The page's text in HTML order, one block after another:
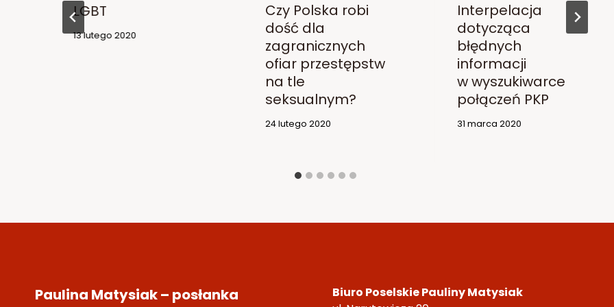
LGBT
13 lutego 2020
Czy Polska robi
dość dla
zagranicznych
ofiar przestępstw
na tle
seksualnym?
24 lutego 2020
Interpelacja
dotycząca
błędnych
informacji
w wyszukiwarce
połączeń PKP
31 marca 2020
Paulina Matysiak – posłanka
Biuro Poselskie Pauliny Matysiak